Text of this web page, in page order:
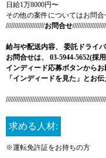
日給1万8000円〜
その他の案件についてはお問
//////////////////////お問合せ
給与や配送内容、
委託ドライ
お問合せは、
03-5944-5652(採
インディード応募ボタンからお
「インディードを見た」とお
求める人材:
※運転免許証をお持ちの方